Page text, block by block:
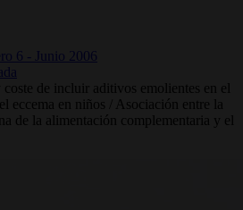
6 - Junio 2006
de incluir aditivos emolientes en el
eccema en niños / Asociación entre la
de la alimentación complementaria y el